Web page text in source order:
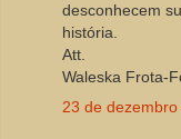
desconhecem
história.
Att.
Waleska Frota-
23 de